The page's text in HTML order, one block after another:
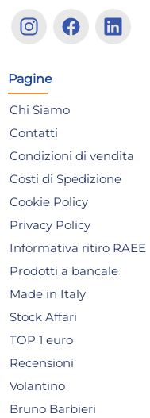
Pagine
Chi Siamo
Contatti
Condizioni di vendita
Costi di Spedizione
Cookie Policy
Privacy Policy
Informativa ritiro RAEE
Prodotti a bancale
Made in Italy
Stock Affari
TOP 1 euro
Recensioni
Volantino
Bruno Barbieri